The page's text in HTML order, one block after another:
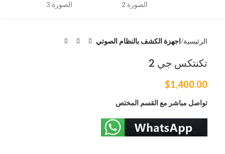
الرئيسية اجهزة الكشف بالنظام الصوتي
تكنتكس جي 2
$1,400.00
تواصل مباشر مع القسم المختص